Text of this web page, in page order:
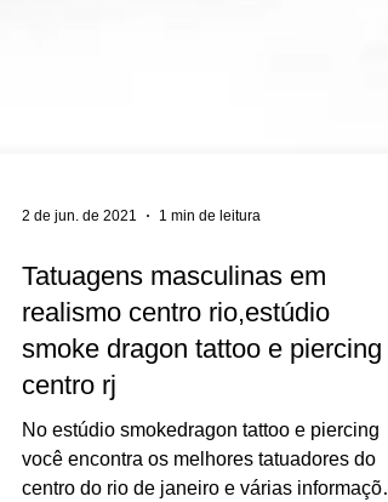
2 de jun. de 2021 1 min de leitura
Tatuagens masculinas em
realismo centro rio,estúdio
smoke dragon tattoo e piercing
centro rj
No estúdio smokedragon tattoo e piercing